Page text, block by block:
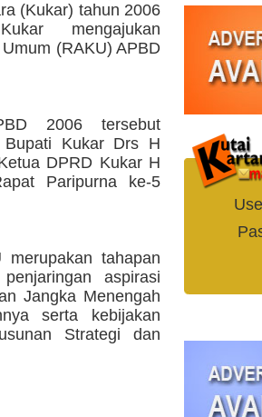
(Kukar) tahun 2006
mengajukan
(RAKU) APBD
2006 tersebut
Bupati Kukar Drs H
DPRD Kukar H
Paripurna ke-5
tahapan
aspirasi
Jangka Menengah
serta kebijakan
Strategi dan